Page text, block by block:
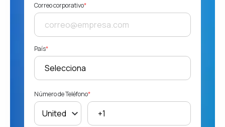
Correo corporativo*
País*
Número de Teléfono*